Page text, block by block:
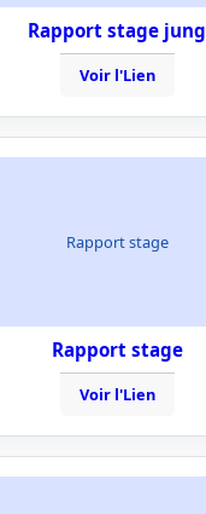
Rapport stage jung
Voir l'Lien
Rapport stage
Rapport stage
Voir l'Lien